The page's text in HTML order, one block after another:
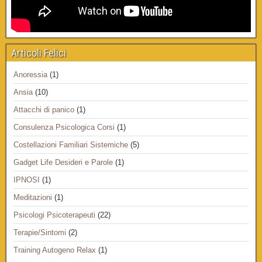
Articoli Felici
Anoressia (1)
Ansia (10)
Attacchi di panico (1)
Consulenza Psicologica Corsi (1)
Costellazioni Familiari Sistemiche (5)
Gadget Life Desideri e Parole (1)
IPNOSI (1)
Meditazioni (1)
Psicologi Psicoterapeuti (22)
Terapie/Sintomi (2)
Training Autogeno Relax (1)